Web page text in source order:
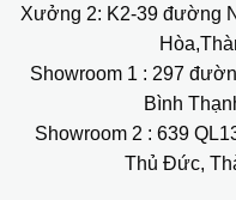
Xưởng 2: K2-39 đường
Showroom 1 : 297
Bình
Showroom 2 : 639
Thủ Đức,